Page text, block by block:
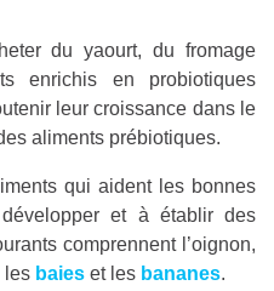
du yaourt, du fromage
enrichis en probiotiques
leur croissance dans le
aliments prébiotiques.
qui aident les bonnes
et à établir des
comprennent l’oignon,
les baies et les bananes.